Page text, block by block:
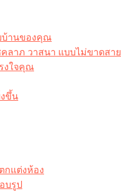
บ้านของคุณ
ลาภ วาสนา แบบไม่ขาดสาย
งใจคุณ
ขึ้น
กแต่งห้อง
บรูป